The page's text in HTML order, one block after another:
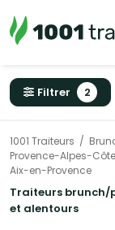
Filtrer 2
1001 Traiteurs
Provence-Alpes-
Aix-en-Provence
Traiteurs brunch/
et alentours